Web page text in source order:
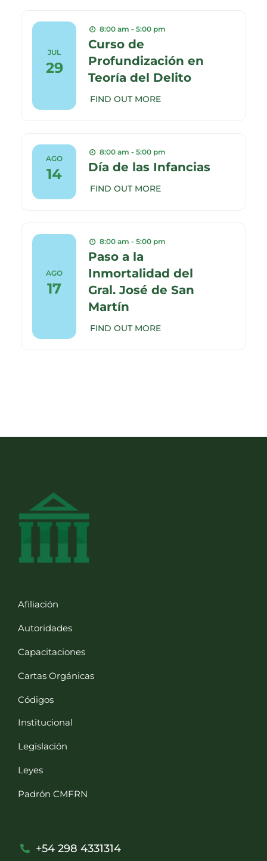
JUL
29
8:00 am - 5:00 pm
Curso de
Profundización en
Teoría del Delito
FIND OUT MORE
AGO
14
8:00 am - 5:00 pm
Día de las Infancias
FIND OUT MORE
AGO
17
8:00 am - 5:00 pm
Paso a la
Inmortalidad del
Gral. José de San
Martín
FIND OUT MORE
Afiliación
Autoridades
Capacitaciones
Cartas Orgánicas
Códigos
Institucional
Legislación
Leyes
Padrón CMFRN
+54 298 4331314